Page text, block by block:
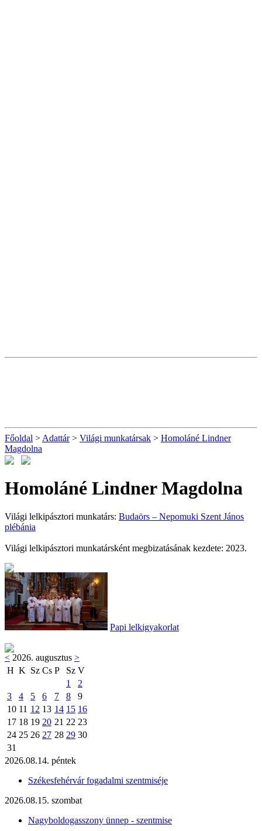
Főoldal > Adattár> Világi munkatársak > Homoláné Lindner
Magdolna
Homoláné Lindner Magdolna
Világi lelkipásztori munkatárs: Budaörs – Nepomuki Szent János
plébánia
Világi lelkipásztori munkatársként megbizatásának kezdete: 2023.
Papi lelkigyakorlat
< 2026. augusztus >
H K Sz Cs P Sz V
1
2
3
4 5 6 7 8
9
10 11 12 13 14 15 16
17 18 19 20 21 22 23
24 25 26 27 28 29 30
31
2026.08.14. péntek
Székesfehérvár fogadalmi szentmiséje
2026.08.15. szombat
Nagyboldogasszony ünnep - szentmise